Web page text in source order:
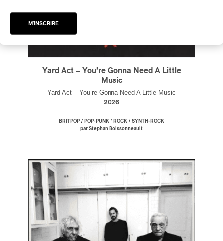
Yard Act – You’re Gonna Need A Little
Music
Yard Act – You’re Gonna Need A Little Music
2026
BRITPOP / POP-PUNK / ROCK / SYNTH-ROCK
par Stephan Boissonneault
M'INSCRIRE